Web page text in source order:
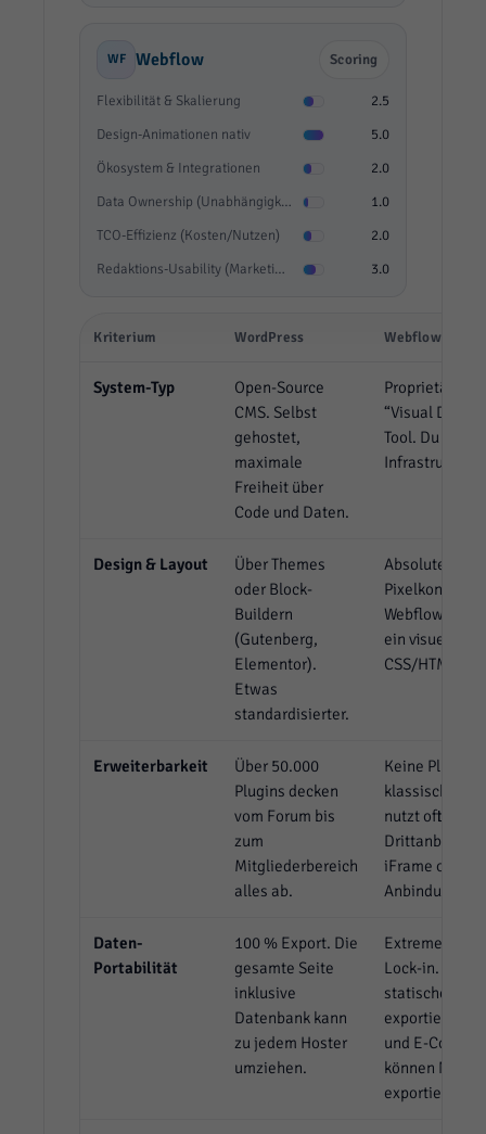
WF Webflow Scoring
Flexibilität & Skalierung
2.5
Design-Animationen nativ
5.0
Ökosystem & Integrationen
2.0
Data Ownership (Unabhängigkeit)
1.0
TCO-Effizienz (Kosten/Nutzen)
2.0
Redaktions-Usability (Marketing)
3.0
Kriterium WordPress Webflow
System-Typ
Open-Source
CMS. Selbst
gehostet,
maximale
Freiheit über
Code und Daten.
Proprietäres
“Visual
Tool. Du
Infrastruktur.
Design & Layout
Über Themes
oder Block-
Buildern
(Gutenberg,
Elementor).
Etwas
standardisierter.
Absolute
Pixelkontrolle.
Webflow ist
ein visuelles
CSS/HTML-
Erweiterbarkeit
Über 50.000
Plugins decken
vom Forum bis
zum
Mitgliederbereich
alles ab.
Keine Plugins
klassischen
nutzt oft
Drittanbieter-
iFrame oder
Anbindung.
Daten-
Portabilität
100 % Export. Die
gesamte Seite
inklusive
Datenbank kann
zu jedem Hoster
umziehen.
Extremer
Lock-in. Nur
statisches
exportierbar.
und E-
können NICHT
exportiert